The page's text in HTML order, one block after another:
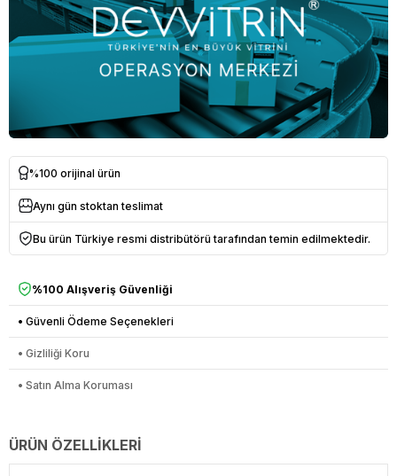
%100 orijinal ürün
Aynı gün stoktan teslimat
Bu ürün Türkiye resmi distribütörü tarafından temin edilmektedir.
%100 Alışveriş Güvenliği
• Güvenli Ödeme Seçenekleri
• Gizliliği Koru
• Satın Alma Koruması
ÜRÜN ÖZELLIKLERI